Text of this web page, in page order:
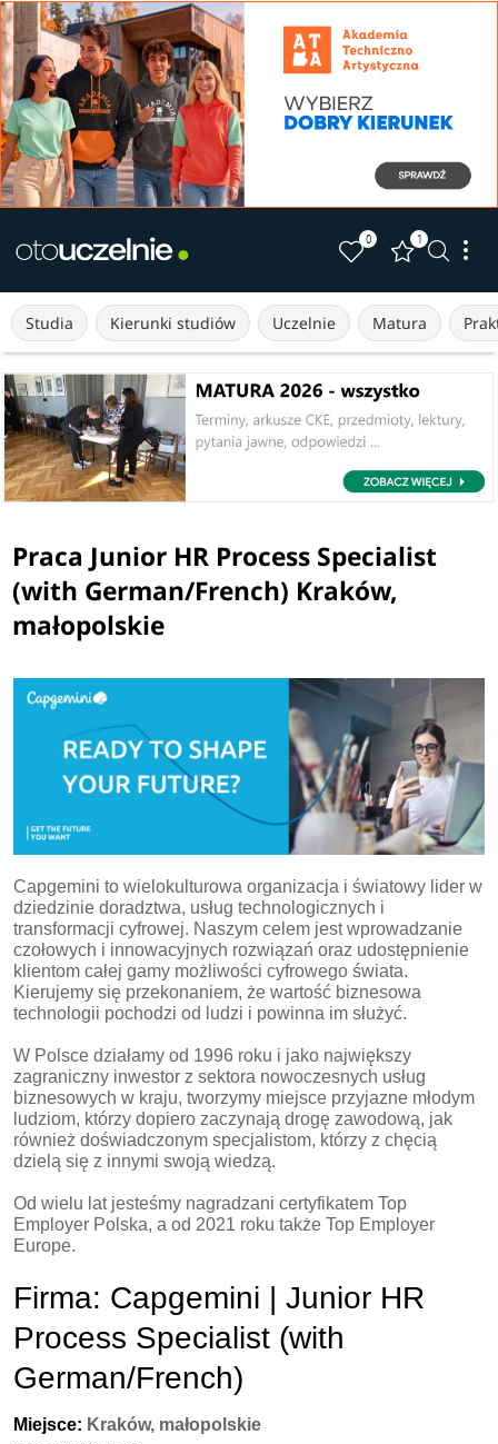
0 1
Studia Kierunki studiów Uczelnie Matura
Praca Junior HR Process Specialist
(with German/French) Kraków,
małopolskie
Capgemini to wielokulturowa organizacja i światowy lider w
dziedzinie doradztwa, usług technologicznych i
transformacji cyfrowej. Naszym celem jest wprowadzanie
czołowych i innowacyjnych rozwiązań oraz udostępnienie
klientom całej gamy możliwości cyfrowego świata.
Kierujemy się przekonaniem, że wartość biznesowa
technologii pochodzi od ludzi i powinna im służyć.
W Polsce działamy od 1996 roku i jako największy
zagraniczny inwestor z sektora nowoczesnych usług
biznesowych w kraju, tworzymy miejsce przyjazne młodym
ludziom, którzy dopiero zaczynają drogę zawodową, jak
również doświadczonym specjalistom, którzy z chęcią
dzielą się z innymi swoją wiedzą.
Od wielu lat jesteśmy nagradzani certyfikatem Top
Employer Polska, a od 2021 roku także Top Employer
Europe.
Firma: Capgemini | Junior HR
Process Specialist (with
German/French)
Miejsce: Kraków, małopolskie